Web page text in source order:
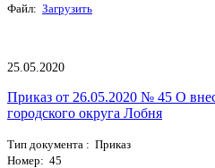
Файл: Загрузить
25.05.2020
Приказ от 26.05.2020 № 45 О
городского округа Лобня
Тип документа : Приказ
Номер: 45